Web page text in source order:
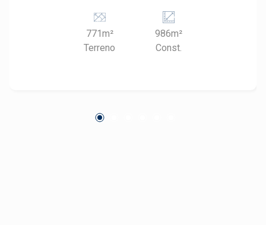
pedestres e veículos. Imóvel com acesso à
Avenida Armando Salles de Oliveira. Agende sua
visita com um especialista Frias Neto.
771m²
Terreno
986m²
Const.